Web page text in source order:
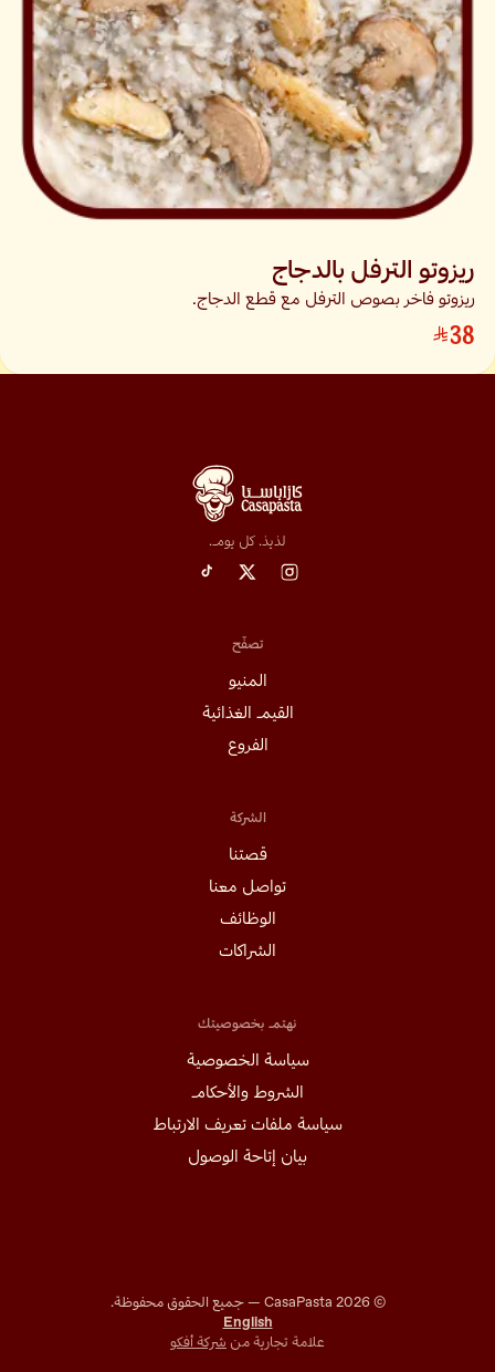
ريزوتو الترفل بالدجاج
ريزوتو فاخر بصوص الترفل مع قطع الدجاج.
38
لذيذ. كل يوم.
تصفّح
المنيو
القيم الغذائية
الفروع
الشركة
قصتنا
تواصل معنا
الوظائف
الشراكات
نهتم بخصوصيتك
سياسة الخصوصية
الشروط والأحكام
سياسة ملفات تعريف الارتباط
بيان إتاحة الوصول
©
2026 جميع الحقوق محفوظة.
English
علامة تجارية من شركة أفكو